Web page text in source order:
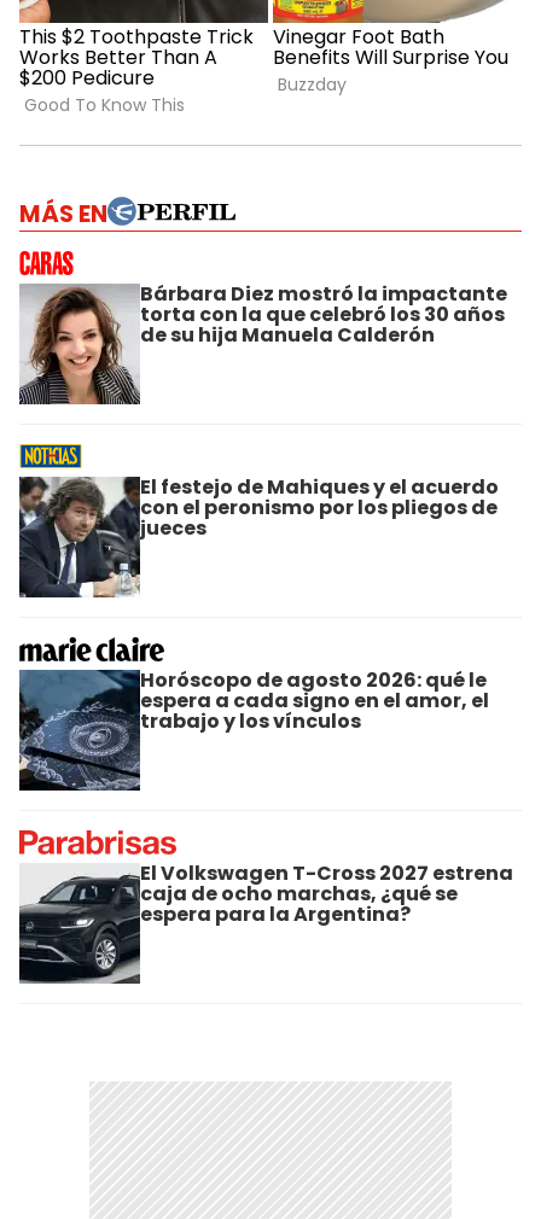
MÁS EN
Bárbara Diez mostró la impactante
torta con la que celebró los 30 años
de su hija Manuela Calderón
El festejo de Mahiques y el acuerdo
con el peronismo por los pliegos de
jueces
Horóscopo de agosto 2026: qué le
espera a cada signo en el amor, el
trabajo y los vínculos
El Volkswagen T-Cross 2027 estrena
caja de ocho marchas, ¿qué se
espera para la Argentina?